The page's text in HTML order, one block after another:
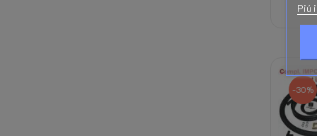
-30%
Piú